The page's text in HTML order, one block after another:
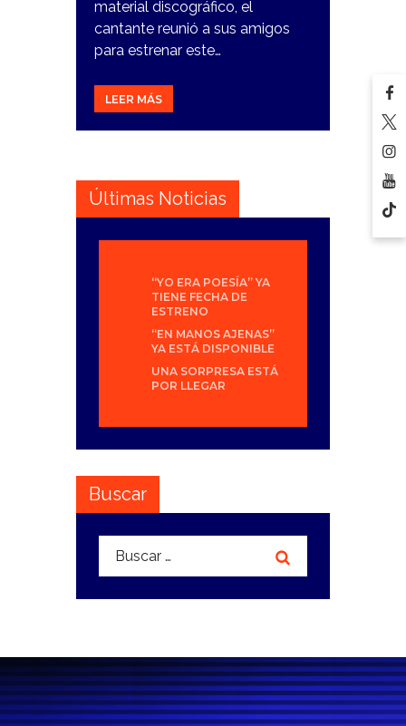
material discográfico, el
cantante reunió a sus amigos
para estrenar este…
LEER MÁS
Últimas Noticias
“YO ERA POESÍA” YA
TIENE FECHA DE
ESTRENO
“EN MANOS AJENAS”
YA ESTÁ DISPONIBLE
UNA SORPRESA ESTÁ
POR LLEGAR
Buscar
Buscar: